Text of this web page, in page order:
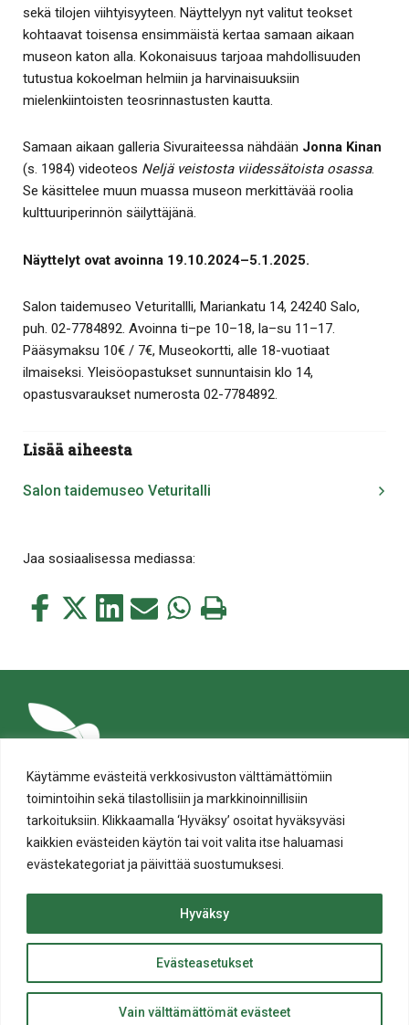
Käytämme evästeitä verkkosivuston välttämättömiin
toimintoihin sekä tilastollisiin ja markkinoinnillisiin
tarkoituksiin. Klikkaamalla ‘Hyväksy’ osoitat hyväksyväsi
kaikkien evästeiden käytön tai voit valita itse haluamasi
evästekategoriat ja päivittää suostumuksesi.
Evästeasetukset
Vain välttämättömät evästeet
Hyväksy
sekä tilojen viihtyisyyteen. Näyttelyyn nyt valitut teokset
kohtaavat toisensa ensimmäistä kertaa samaan aikaan
museon katon alla. Kokonaisuus tarjoaa mahdollisuuden
tutustua kokoelman helmiin ja harvinaisuuksiin
mielenkiintoisten teosrinnastusten kautta.
Samaan aikaan galleria Sivuraiteessa nähdään Jonna Kinan
(s. 1984) videoteos Neljä veistosta viidessätoista osassa.
Se käsittelee muun muassa museon merkittävää roolia
kulttuuriperinnön säilyttäjänä.
Näyttelyt ovat avoinna 19.10.2024–5.1.2025.
Salon taidemuseo Veturitallli, Mariankatu 14, 24240 Salo,
puh. 02-7784892. Avoinna ti–pe 10–18, la–su 11–17.
Pääsymaksu 10€ / 7€, Museokortti, alle 18-vuotiaat
ilmaiseksi. Yleisöopastukset sunnuntaisin klo 14,
opastusvaraukset numerosta 02-7784892.
Lisää aiheesta
Salon taidemuseo Veturitalli
Jaa sosiaalisessa mediassa:
Jaa
Jaa
Jaa Jaa Jaa Tulosta
ylös
© Salon kaupunki 2020 • All rights reserved.
Website crafted byEvermade.